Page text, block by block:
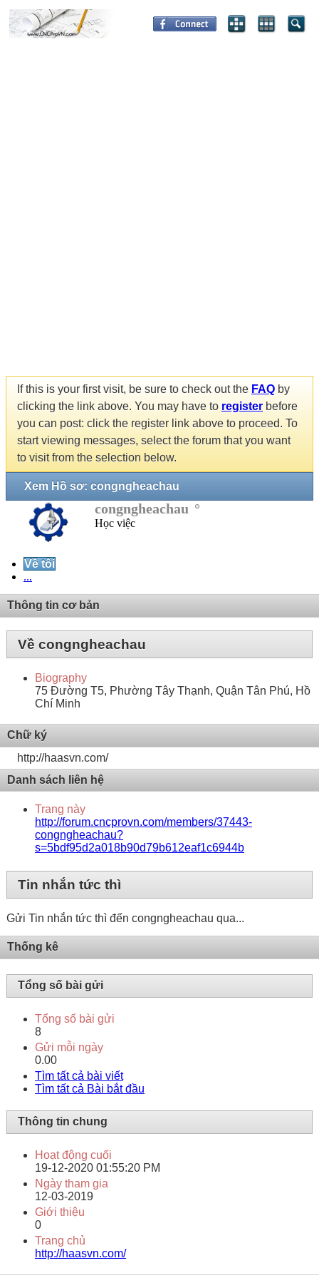
If this is your first visit, be sure to check out the FAQ by
clicking the link above. You may have to register before
you can post: click the register link above to proceed. To
start viewing messages, select the forum that you want
to visit from the selection below.
Xem Hồ sơ: congngheachau
congngheachau
Học việc
Về tôi
...
Thông tin cơ bản
Về congngheachau
Biography
75 Đường T5, Phường Tây Thạnh, Quận Tân Phú, Hồ
Chí Minh
Chữ ký
http://haasvn.com/
Danh sách liên hệ
Trang này
http://forum.cncprovn.com/members/37443-
congngheachau?
s=5bdf95d2a018b90d79b612eaf1c6944b
Tin nhắn tức thì
Gửi Tin nhắn tức thì đến congngheachau qua...
Thống kê
Tổng số bài gửi
Tổng số bài gửi
8
Gửi mỗi ngày
0.00
Tìm tất cả bài viết
Tìm tất cả Bài bắt đầu
Thông tin chung
Hoạt động cuối
19-12-2020 01:55:20 PM
Ngày tham gia
12-03-2019
Giới thiệu
0
Trang chủ
http://haasvn.com/